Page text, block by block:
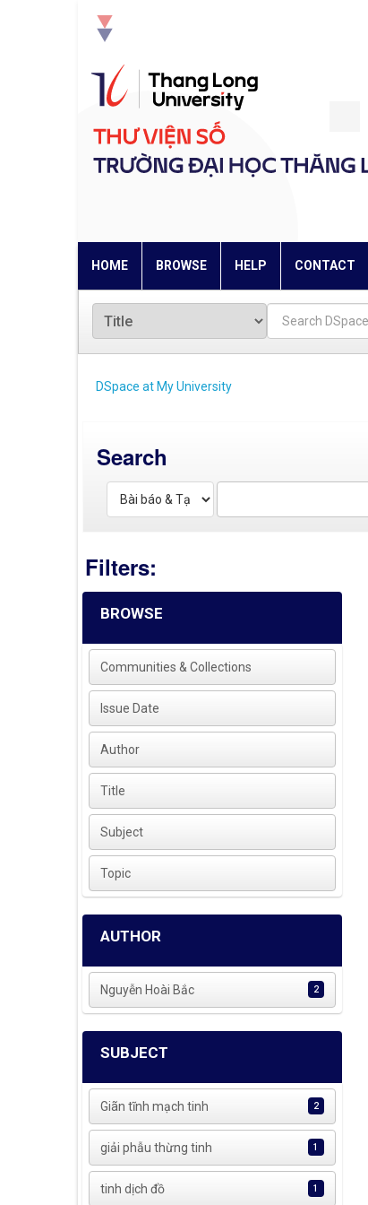
HOME BROWSE HELP CONTACT
DSpace at My University
Search
Filters:
BROWSE
Communities & Collections
Issue Date
Author
Title
Subject
Topic
AUTHOR
Nguyễn Hoài Bắc 2
SUBJECT
Giãn tĩnh mạch tinh 2
giải phẫu thừng tinh 1
tinh dịch đồ 1